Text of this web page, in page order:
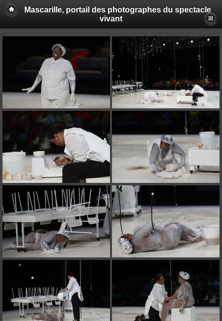
Mascarille, portail des photographes du spectacle
vivant